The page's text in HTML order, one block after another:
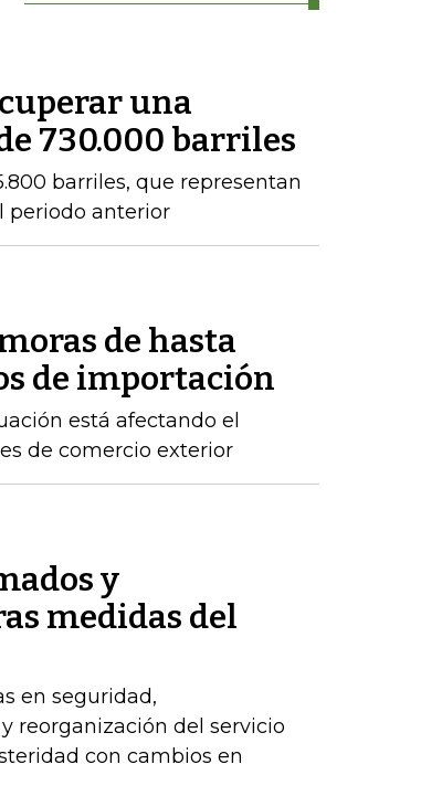
una
730.000 barriles
barriles, que representan
periodo anterior
de hasta
de importación
está afectando el
de comercio exterior
y
medidas del
en seguridad,
reorganización del servicio
con cambios en